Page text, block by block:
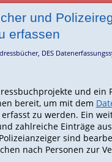
und
erfassen
, DES
und ein
bereit, um mit dem
erfasst zu werden. Ein
zahlreiche Einträge
sind
nach Personen zur